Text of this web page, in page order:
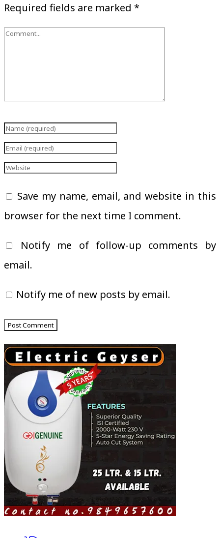
Required fields are marked *
Save my name, email, and website in this
browser for the next time I comment.
Notify me of follow-up comments by
email.
Notify me of new posts by email.